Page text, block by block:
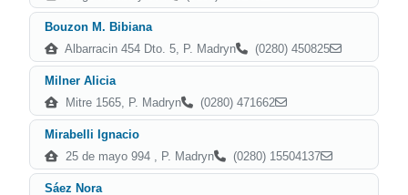
Bouzon M. Bibiana
Albarracin 454 Dto. 5, P. Madryn
(0280) 450825
Milner Alicia
Mitre 1565, P. Madryn
(0280) 471662
Mirabelli Ignacio
25 de mayo 994 , P. Madryn
(0280) 15504137
Sáez Nora